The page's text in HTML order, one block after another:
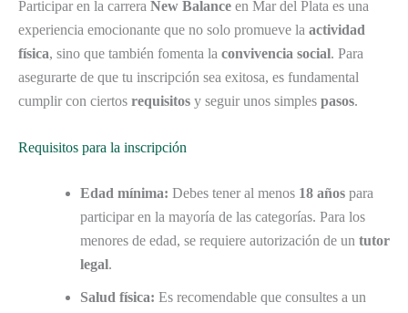
Participar en la carrera New Balance en Mar del Plata es una
experiencia emocionante que no solo promueve la actividad
física, sino que también fomenta la convivencia social. Para
asegurarte de que tu inscripción sea exitosa, es fundamental
cumplir con ciertos requisitos y seguir unos simples pasos.
Requisitos para la inscripción
Edad mínima: Debes tener al menos 18 años para
participar en la mayoría de las categorías. Para los
menores de edad, se requiere autorización de un tutor
legal.
Salud física: Es recomendable que consultes a un